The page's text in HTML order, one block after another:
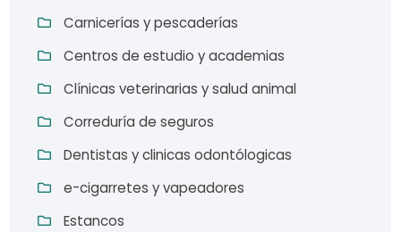
Carnicerías y pescaderías
Centros de estudio y academias
Clínicas veterinarias y salud animal
Correduría de seguros
Dentistas y clinicas odontólogicas
e-cigarretes y vapeadores
Estancos